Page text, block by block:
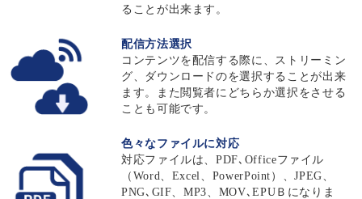
ることが出来ます。
配信方法選択
コンテンツを配信する際に、ストリーミン
グ、ダウンロードのを選択することが出来
ます。また閲覧者にどちらか選択をさせる
ことも可能です。
色々なファイルに対応
対応ファイルは、PDF､Officeファイル
（Word、Excel、PowerPoint）、JPEG、
PNG､GIF、MP3、MOV､EPUＢになりま